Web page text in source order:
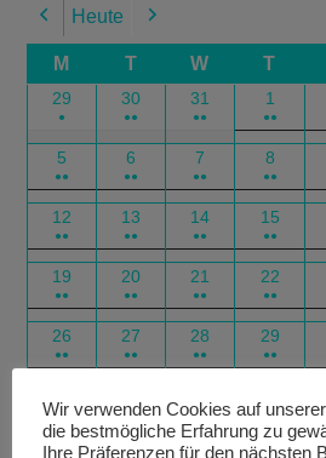
Previous
Heute Next
M T W T
29
●
30
●●
31
●●
1
●●
5
●●
6
●●
7
●●
8
●●
12
●●
13
●●
14
●●
15
●●
19
●●
20
●●
21
●●
22
●●
26
●●
27
●●
28
●●
29
●●
Subscribe
in
Google
Subscribe
in
Outlook
Export
for
Google
Wir verwenden Cookies auf
die bestmögliche Erfahrung zu
Ihre Präferenzen für den nächsten